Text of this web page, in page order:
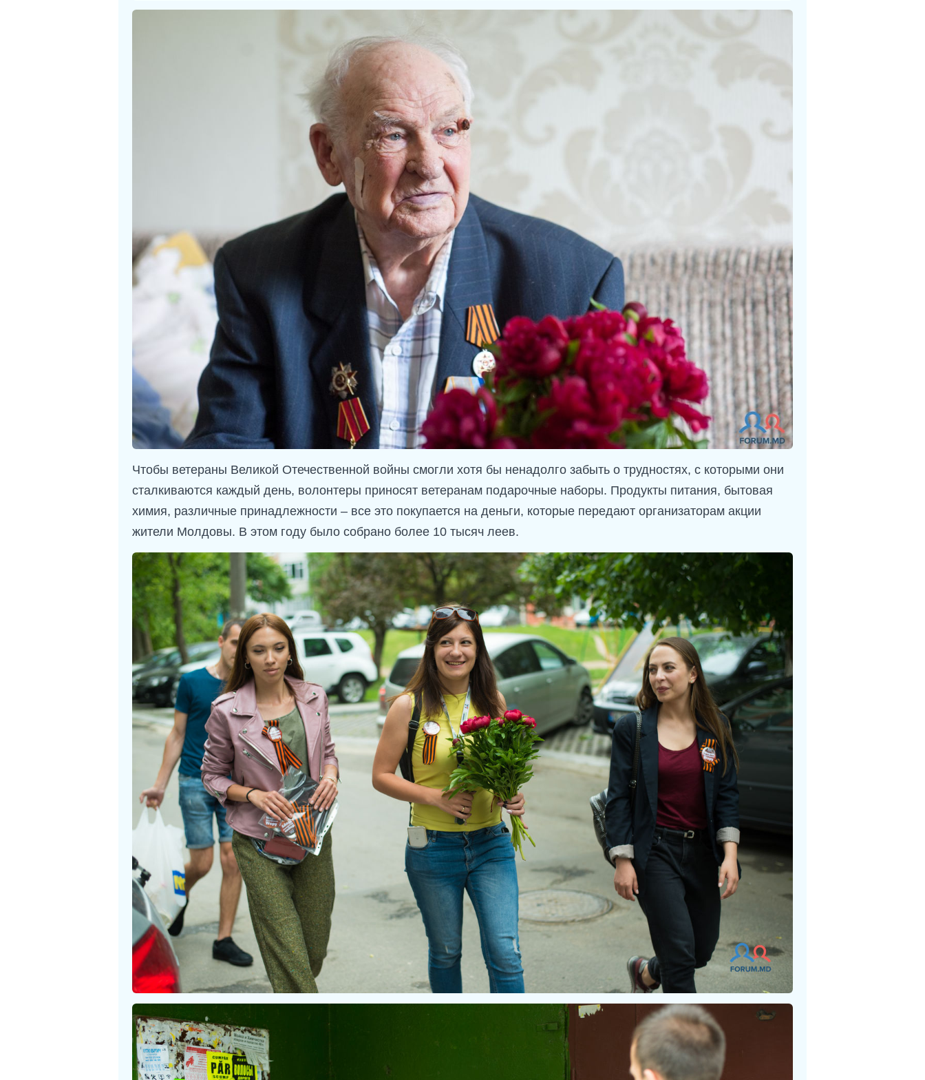
Чтобы ветераны Великой Отечественной войны смогли хотя бы ненадолго забыть о трудностях, с которыми они
сталкиваются каждый день, волонтеры приносят ветеранам подарочные наборы. Продукты питания, бытовая
химия, различные принадлежности – все это покупается на деньги, которые передают организаторам акции
жители Молдовы. В этом году было собрано более 10 тысяч леев.